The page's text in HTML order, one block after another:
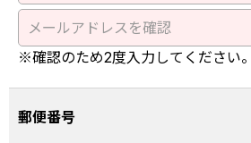
※確認のため2度入力してください。
郵便番号